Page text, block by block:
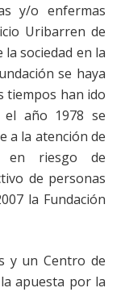
y/o enfermas
Uribarren de
la sociedad en la
se haya
tiempos han ido
el año 1978 se
a la atención de
en riesgo de
de personas
la Fundación
y un Centro de
apuesta por la